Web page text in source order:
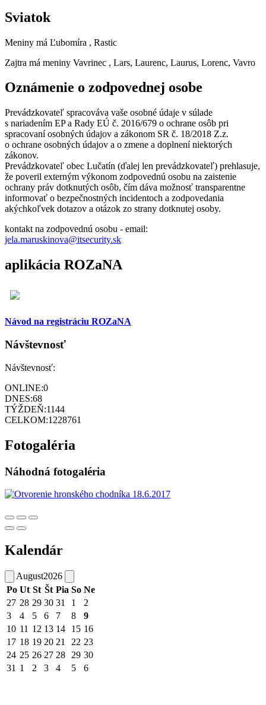
Sviatok
Meniny má Ľubomíra , Rastic
Zajtra má meniny Vavrinec , Lars, Laurenc, Laurus, Lorenc, Vavro
Oznámenie o zodpovednej osobe
Prevádzkovateľ spracováva vaše osobné údaje v súlade
s nariadením EP a Rady EÚ č. 2016/679 o ochrane osôb pri
spracovaní osobných údajov a zákonom SR č. 18/2018 Z.z.
o ochrane osobných údajov a o zmene a doplnení niektorých
zákonov.
Prevádzkovateľ obec Lučatín (ďalej len prevádzkovateľ) prehlasuje,
že poveril externým výkonom zodpovednú osobu na zaistenie
ochrany práv dotknutých osôb, čím dáva možnosť transparentne
informovať o bezpečnostných incidentoch a zodpovedania
akýchkoľvek dotazov a otázok zo strany dotknutej osoby.
kontakt na zodpovednú osobu - email:
jela.maruskinova@itsecurity.sk
aplikácia ROZaNA
Návod na registráciu ROZaNA
Návštevnosť
Návštevnosť:
ONLINE:0
DNES:68
TÝŽDEŇ:1144
CELKOM:1228761
Fotogaléria
Náhodná fotogaléria
Kalendár
August2026
Po Ut St Št Pia So Ne
27 28 29 30 31 1
2
3
4 5 6 7 8
9
10 11 12 13 14 15 16
17 18 19 20 21 22 23
24 25 26 27 28 29 30
31 1 2 3 4 5 6